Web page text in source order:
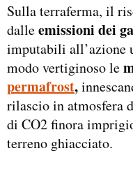
Sulla terraferma, il
dalleemissioni dei
imputabili all’azione
modo vertiginoso le
permafrost,
rilascio in atmosfera
di CO2 finora
terreno ghiacciato.